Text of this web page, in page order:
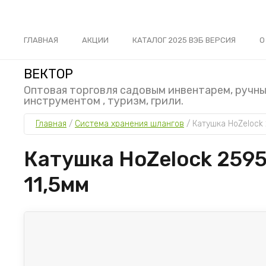
ГЛАВНАЯ АКЦИИ КАТАЛОГ 2025 ВЭБ ВЕРСИЯ О
ВЕКТОР
Оптовая торговля садовым инвентарем,
инструментом , туризм, грили.
Главная / Система хранения шлангов / Катушка
Катушка HoZelock
11,5мм